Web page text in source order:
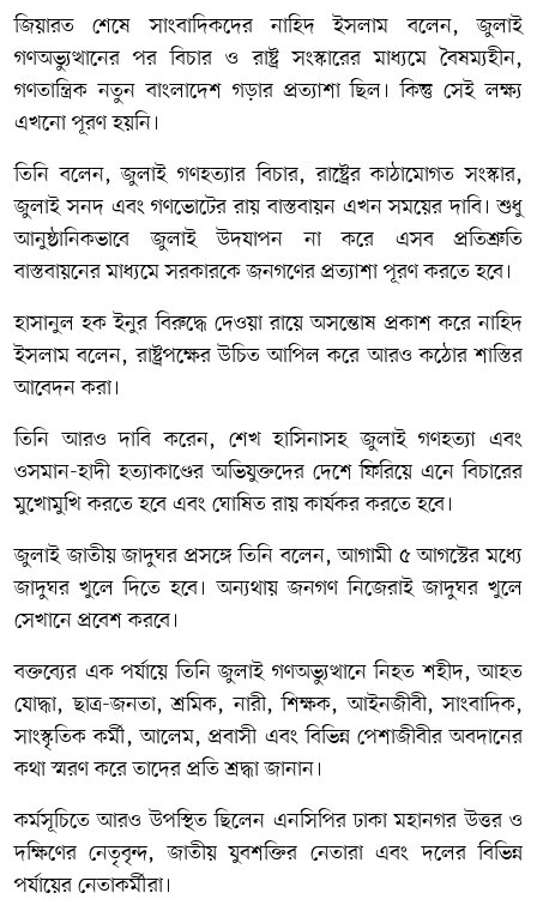
জিয়ারত শেষে সাংবাদিকদের নাহিদ ইসলাম বলেন, জুলাই
গণঅভ্যুত্থানের পর বিচার ও রাষ্ট্র সংস্কারের মাধ্যমে বৈষম্যহীন,
গণতান্ত্রিক নতুন বাংলাদেশ গড়ার প্রত্যাশা ছিল। কিন্তু সেই লক্ষ্য
এখনো পূরণ হয়নি।
তিনি বলেন, জুলাই গণহত্যার বিচার, রাষ্ট্রের কাঠামোগত সংস্কার,
জুলাই সনদ এবং গণভোটের রায় বাস্তবায়ন এখন সময়ের দাবি। শুধু
আনুষ্ঠানিকভাবে জুলাই উদযাপন না করে এসব প্রতিশ্রুতি
বাস্তবায়নের মাধ্যমে সরকারকে জনগণের প্রত্যাশা পূরণ করতে হবে।
হাসানুল হক ইনুর বিরুদ্ধে দেওয়া রায়ে অসন্তোষ প্রকাশ করে নাহিদ
ইসলাম বলেন, রাষ্ট্রপক্ষের উচিত আপিল করে আরও কঠোর শাস্তির
আবেদন করা।
তিনি আরও দাবি করেন, শেখ হাসিনাসহ জুলাই গণহত্যা এবং
ওসমান-হাদী হত্যাকাণ্ডের অভিযুক্তদের দেশে ফিরিয়ে এনে বিচারের
মুখোমুখি করতে হবে এবং ঘোষিত রায় কার্যকর করতে হবে।
জুলাই জাতীয় জাদুঘর প্রসঙ্গে তিনি বলেন, আগামী ৫ আগস্টের মধ্যে
জাদুঘর খুলে দিতে হবে। অন্যথায় জনগণ নিজেরাই জাদুঘর খুলে
সেখানে প্রবেশ করবে।
বক্তব্যের এক পর্যায়ে তিনি জুলাই গণঅভ্যুত্থানে নিহত শহীদ, আহত
যোদ্ধা, ছাত্র-জনতা, শ্রমিক, নারী, শিক্ষক, আইনজীবী, সাংবাদিক,
সাংস্কৃতিক কর্মী, আলেম, প্রবাসী এবং বিভিন্ন পেশাজীবীর অবদানের
কথা স্মরণ করে তাদের প্রতি শ্রদ্ধা জানান।
কর্মসূচিতে আরও উপস্থিত ছিলেন এনসিপির ঢাকা মহানগর উত্তর ও
দক্ষিণের নেতৃবৃন্দ, জাতীয় যুবশক্তির নেতারা এবং দলের বিভিন্ন
পর্যায়ের নেতাকর্মীরা।